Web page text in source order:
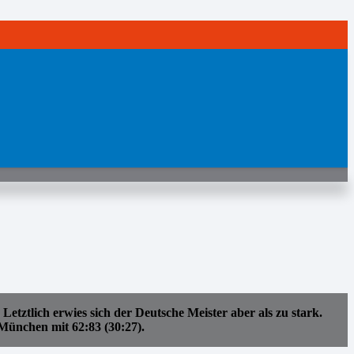
erwies sich der Deutsche Meister aber als zu stark.
mit 62:83 (30:27).